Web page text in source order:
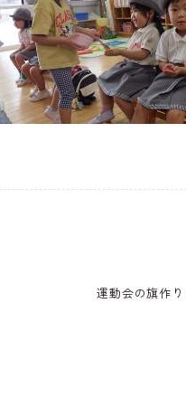
運動会の旗作り